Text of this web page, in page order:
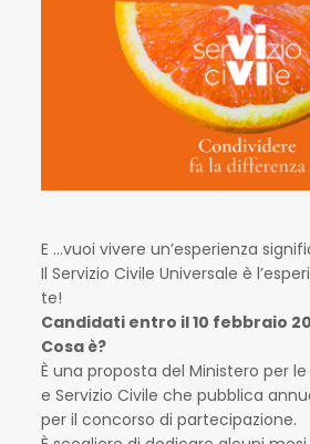
E ...vuoi vivere un’esperienza
Il Servizio Civile Universale è
te!
Candidati entro il 10 febbraio
Cosa è?
È una proposta del Ministero per
e Servizio Civile che pubblica
per il concorso di partecipazione.